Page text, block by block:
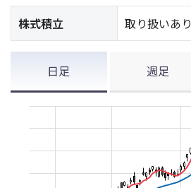
株式積立 取り扱いあり
日足 週足